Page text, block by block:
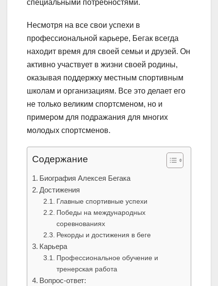
специальными потребностями.
Несмотря на все свои успехи в
профессиональной карьере, Бегак всегда
находит время для своей семьи и друзей. Он
активно участвует в жизни своей родины,
оказывая поддержку местным спортивным
школам и организациям. Все это делает его
не только великим спортсменом, но и
примером для подражания для многих
молодых спортсменов.
Содержание
Биография Алексея Бегака
Достижения
Главные спортивные успехи
Победы на международных
соревнованиях
Рекорды и достижения в беге
Карьера
Профессиональное обучение и
тренерская работа
Вопрос-ответ: